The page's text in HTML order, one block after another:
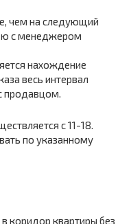
чем на следующий
с менеджером
нахождение
весь интервал
продавцом.
с 11-18.
по указанному
коридор квартиры без